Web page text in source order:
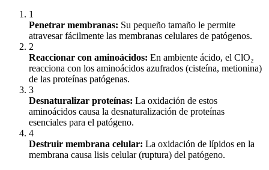
1
Penetrar membranas: Su pequeño tamaño le permite
atravesar fácilmente las membranas celulares de patógenos.
2
Reaccionar con aminoácidos: En ambiente ácido, el ClO₂
reacciona con los aminoácidos azufrados (cisteína, metionina)
de las proteínas patógenas.
3
Desnaturalizar proteínas: La oxidación de estos
aminoácidos causa la desnaturalización de proteínas
esenciales para el patógeno.
4
Destruir membrana celular: La oxidación de lípidos en la
membrana causa lisis celular (ruptura) del patógeno.